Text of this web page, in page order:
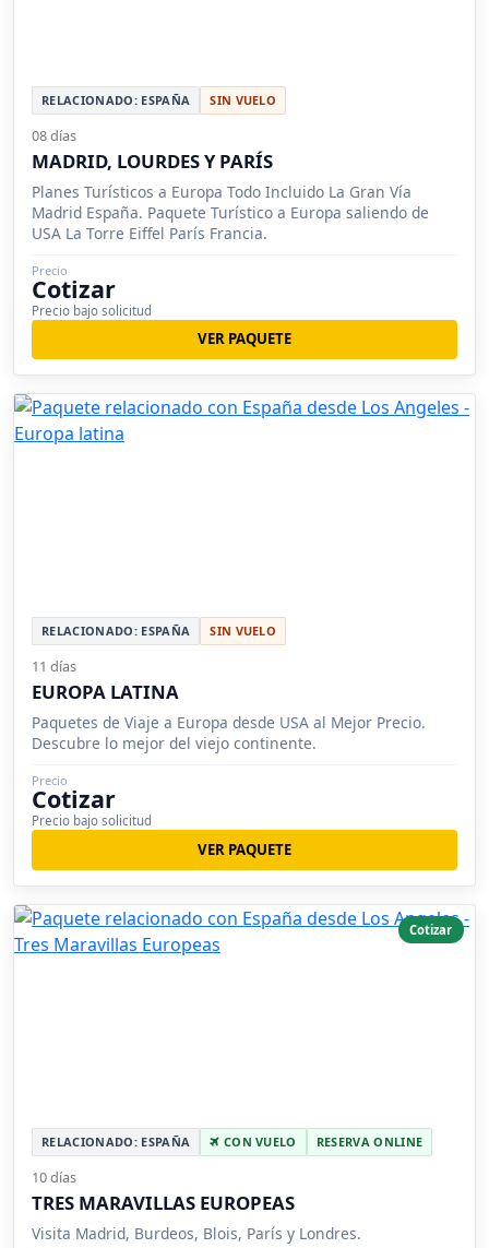
RELACIONADO: ESPAÑA SIN VUELO
08 días
MADRID, LOURDES Y PARÍS
Planes Turísticos a Europa Todo Incluido La Gran Vía
Madrid España. Paquete Turístico a Europa saliendo de
USA La Torre Eiffel París Francia.
Precio
Cotizar
Precio bajo solicitud
VER PAQUETE
RELACIONADO: ESPAÑA SIN VUELO
11 días
EUROPA LATINA
Paquetes de Viaje a Europa desde USA al Mejor Precio.
Descubre lo mejor del viejo continente.
Precio
Cotizar
Precio bajo solicitud
VER PAQUETE
Cotizar
RELACIONADO: ESPAÑA CON VUELO RESERVA ONLINE
10 días
TRES MARAVILLAS EUROPEAS
Visita Madrid, Burdeos, Blois, París y Londres.